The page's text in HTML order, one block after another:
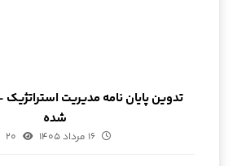
تدوین پایان نامه مدیریت
شده
۱۶ مرداد ۱۴۰۵ ۲۰